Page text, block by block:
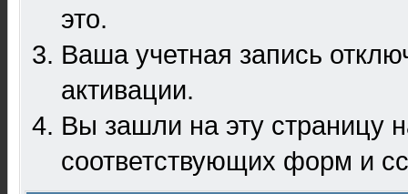
это.
Ваша учетная запись
активации.
Вы зашли на эту
соответствующих форм и